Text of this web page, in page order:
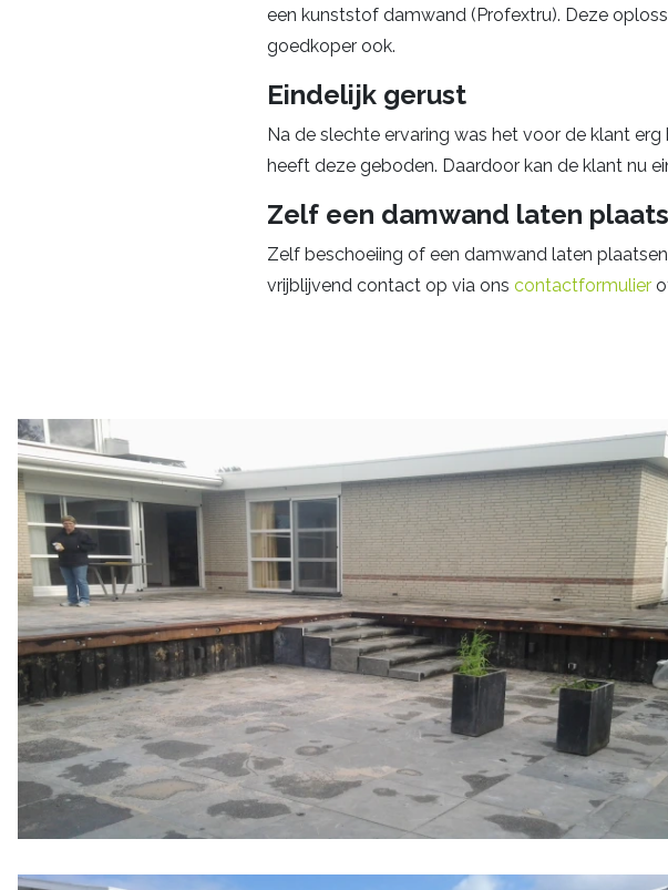
een kunststof damwand (Profextru). Deze
goedkoper ook.
Eindelijk gerust
Na de slechte ervaring was het voor de klant
heeft deze geboden. Daardoor kan de klant nu
Zelf een damwand laten
Zelf beschoeiing of een damwand laten
vrijblijvend contact op via ons contactformulier